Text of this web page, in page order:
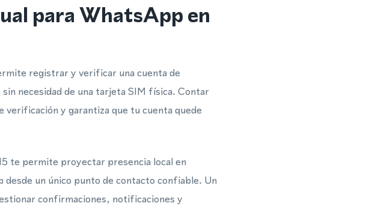
para WhatsApp en
registrar y verificar una cuenta de
necesidad de una tarjeta SIM física. Contar
y garantiza que tu cuenta quede
te permite proyectar presencia local en
un único punto de contacto confiable. Un
confirmaciones, notificaciones y